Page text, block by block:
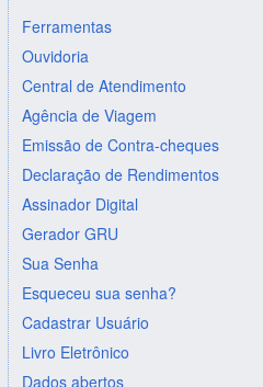
Ferramentas
Ouvidoria
Central de Atendimento
Agência de Viagem
Emissão de Contra-cheques
Declaração de Rendimentos
Assinador Digital
Gerador GRU
Sua Senha
Esqueceu sua senha?
Cadastrar Usuário
Livro Eletrônico
Dados abertos